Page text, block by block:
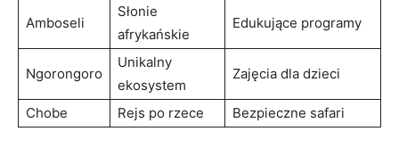
Amboseli
Słonie
afrykańskie
Edukujące‌ programy
Ngorongoro
Unikalny
ekosystem
Zajęcia dla dzieci
Chobe Rejs po rzece Bezpieczne safari